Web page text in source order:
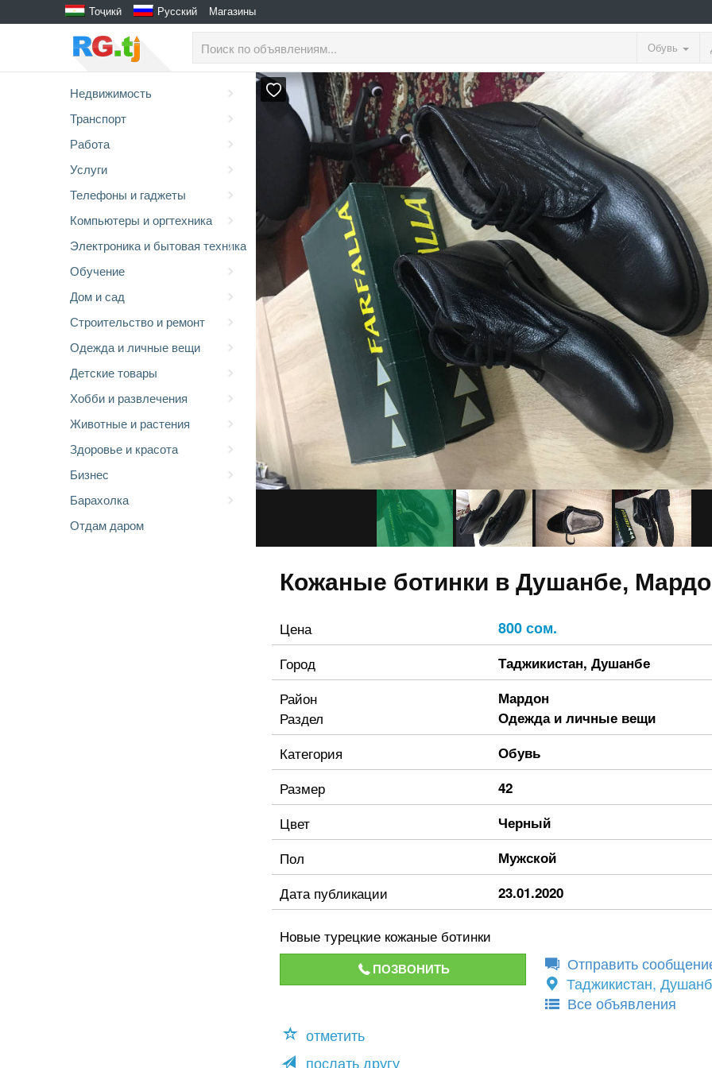
Тоҷикӣ Русский Магазины
Обувь
Недвижимость
Транспорт
Работа
Услуги
Телефоны и гаджеты
Компьютеры и оргтехника
Электроника и бытовая техника
Обучение
Дом и сад
Строительство и ремонт
Одежда и личные вещи
Детские товары
Хобби и развлечения
Животные и растения
Здоровье и красота
Бизнес
Барахолка
Отдам даром
Кожаные ботинки в Душанбе,
Цена 800 сом.
Город Таджикистан, Душанбе
Район Мардон
Раздел Одежда и личные вещи
Категория Обувь
Размер 42
Цвет Черный
Пол Мужской
Дата публикации 23.01.2020
Новые турецкие кожаные ботинки
ПОЗВОНИТЬ
Отправить
Таджикистан,
Все объявления
отметить
послать другу